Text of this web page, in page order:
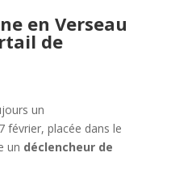
en Verseau
de
un
février, placée dans le
un déclencheur de